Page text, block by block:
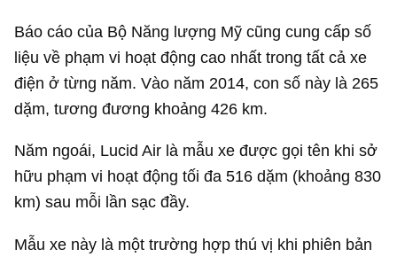
Báo cáo của Bộ Năng lượng Mỹ cũng cung cấp số
liệu về phạm vi hoạt động cao nhất trong tất cả xe
điện ở từng năm. Vào năm 2014, con số này là 265
dặm, tương đương khoảng 426 km.
Năm ngoái, Lucid Air là mẫu xe được gọi tên khi sở
hữu phạm vi hoạt động tối đa 516 dặm (khoảng 830
km) sau mỗi lần sạc đầy.
Mẫu xe này là một trường hợp thú vị khi phiên bản